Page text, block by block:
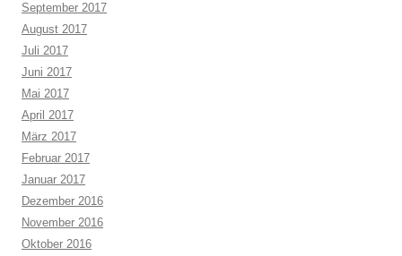
September 2017
August 2017
Juli 2017
Juni 2017
Mai 2017
April 2017
März 2017
Februar 2017
Januar 2017
Dezember 2016
November 2016
Oktober 2016